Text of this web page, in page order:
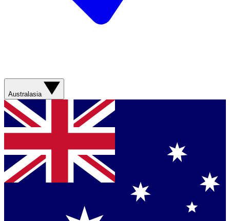
Australasia